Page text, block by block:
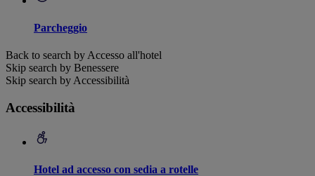
Parcheggio
Back to search by Accesso all'hotel
Skip search by Benessere
Skip search by Accessibilità
Accessibilità
Hotel ad accesso con sedia a rotelle